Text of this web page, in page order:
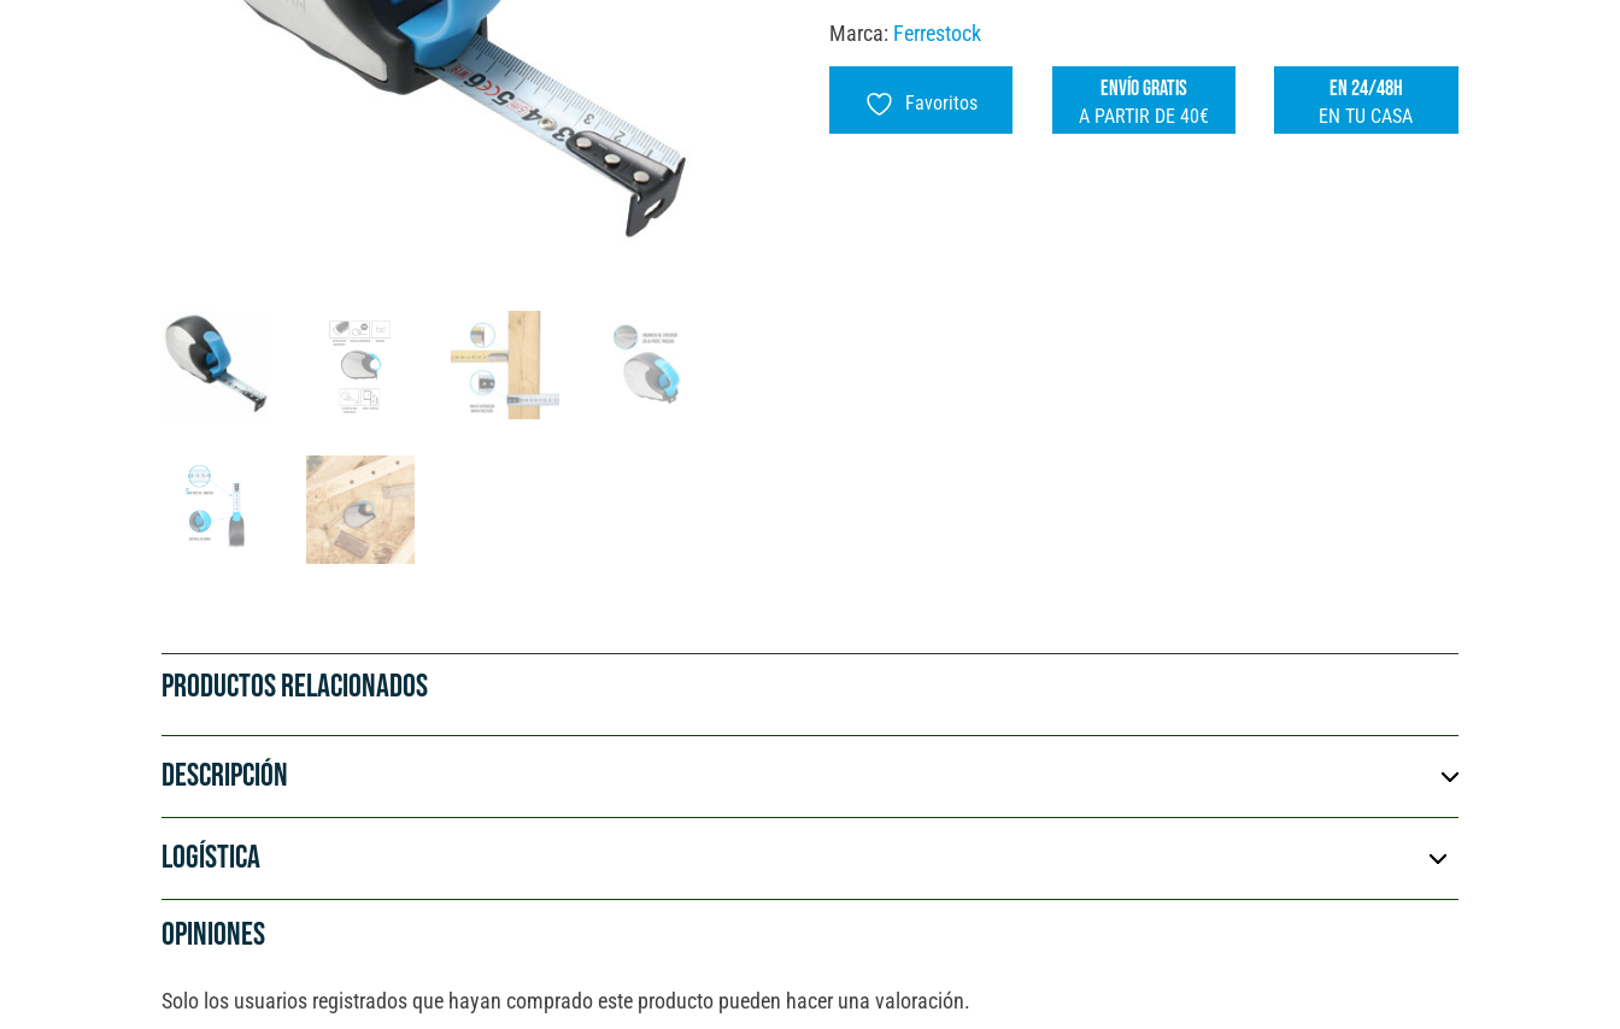
cantidad
r
a
Marca: Ferrestock
Favoritos
ENVÍO GRATIS
A PARTIR DE 40€
EN 24/48H
EN TU CASA
PRODUCTOS RELACIONADOS
DESCRIPCIÓN
LOGÍSTICA
OPINIONES
Solo los usuarios registrados que hayan comprado este producto pueden hacer una valoración.